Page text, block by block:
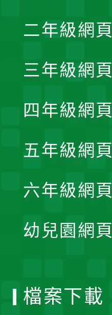
二年級網頁
三年級網頁
四年級網頁
五年級網頁
六年級網頁
幼兒園網頁
檔案下載